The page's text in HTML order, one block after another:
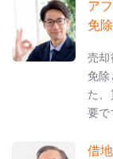
ア
免除
売却
免
た
要で
借